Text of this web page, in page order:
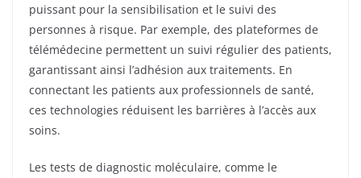
puissant pour la sensibilisation et le suivi des
personnes à risque. Par exemple, des plateformes de
télémédecine permettent un suivi régulier des patients,
garantissant ainsi l’adhésion aux traitements. En
connectant les patients aux professionnels de santé,
ces technologies réduisent les barrières à l’accès aux
soins.
Les tests de diagnostic moléculaire, comme le